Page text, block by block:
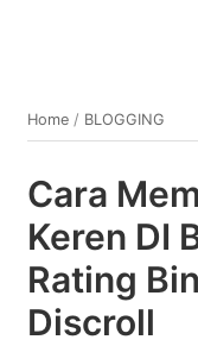
Home / BLOGGING
Cara
Keren DI
Rating
Discroll